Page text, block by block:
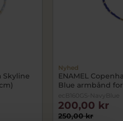
Skyline
Nyhed
ENAMEL
Blue armbånd
ecB160GS-NavyBlue
250,00 kr
200,00 kr